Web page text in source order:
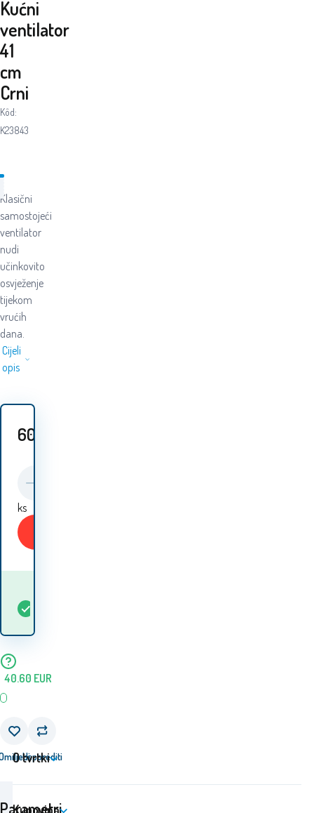
Kućni
ventilator
41
cm
Crni
Kôd:
K23843
Klasični
samostojeći
ventilator
nudi
učinkovito
osvježenje
tijekom
vrućih
dana.
Cijeli
opis
60.20
ks
40.60 EUR
Usporediti
Parametri
O tvrtki
Kupovina